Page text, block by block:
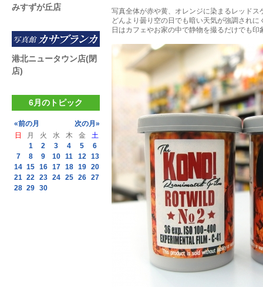
写真全体が赤や黄、オレンジに染まるレッドス
どんより曇り空の日でも暗い天気が強調され
日はカフェやお家の中で静物を撮るだけでも
みすずが丘店
港北ニュータウン店(閉
店)
6月のトピック
«前の月
次の月»
日
月 火 水 木 金
土
1
2 3 4 5
6
7
8 9 10 11 12 13
14 15 16 17 18 19 20
21 22 23 24 25 26 27
28 29 30